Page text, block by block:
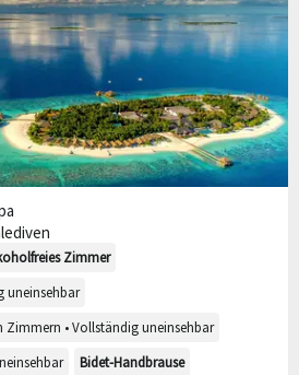
Zimmer
uneinsehbar
Zimmern • Vollständig uneinsehbar
Bidet-Handbrause